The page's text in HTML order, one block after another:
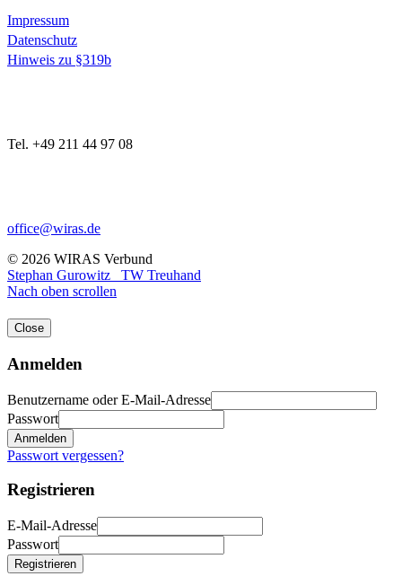
Impressum
Datenschutz
Hinweis zu §319b
Tel. +49 211 44 97 08
office@wiras.de
© 2026 WIRAS Verbund
Stephan Gurowitz
TW Treuhand
Nach oben scrollen
Close
Anmelden
Benutzername oder E-Mail-Adresse
Passwort
Anmelden
Passwort vergessen?
Registrieren
E-Mail-Adresse
Passwort
Registrieren